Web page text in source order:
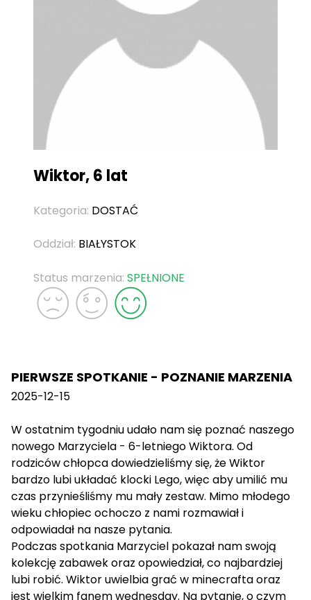
Wiktor, 6 lat
Kategoria: DOSTAĆ
Oddział: BIAŁYSTOK
Status marzenia: SPEŁNIONE
PIERWSZE SPOTKANIE - POZNANIE MARZENIA
2025-12-15
W ostatnim tygodniu udało nam się poznać naszego
nowego Marzyciela - 6-letniego Wiktora. Od
rodziców chłopca dowiedzieliśmy się, że Wiktor
bardzo lubi układać klocki Lego, więc aby umilić mu
czas przynieśliśmy mu mały zestaw. Mimo młodego
wieku chłopiec ochoczo z nami rozmawiał i
odpowiadał na nasze pytania.
Podczas spotkania Marzyciel pokazał nam swoją
kolekcję zabawek oraz opowiedział, co najbardziej
lubi robić. Wiktor uwielbia grać w minecrafta oraz
jest wielkim fanem wednesday. Na pytanie, o czym